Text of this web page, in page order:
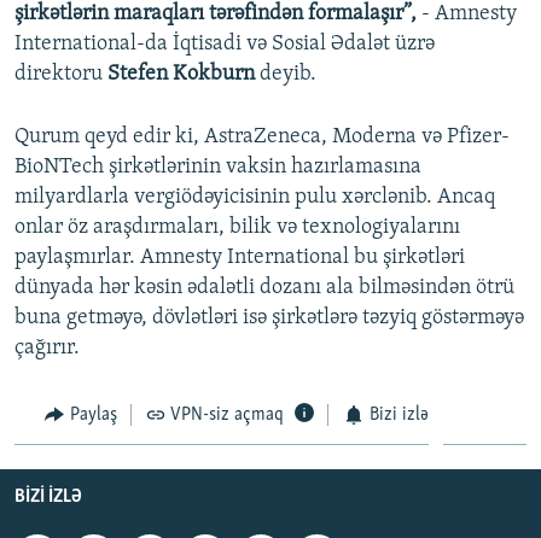
şirkətlərin maraqları tərəfindən formalaşır”, - Amnesty
International-da İqtisadi və Sosial Ədalət üzrə
direktoru Stefen Kokburndeyib.
Qurum qeyd edir ki, AstraZeneca, Moderna və Pfizer-
BioNTech şirkətlərinin vaksin hazırlamasına
milyardlarla vergiödəyicisinin pulu xərclənib. Ancaq
onlar öz araşdırmaları, bilik və texnologiyalarını
paylaşmırlar. Amnesty International bu şirkətləri
dünyada hər kəsin ədalətli dozanı ala bilməsindən ötrü
buna getməyə, dövlətləri isə şirkətlərə təzyiq göstərməyə
çağırır.
Paylaş VPN-siz açmaq Bizi izlə
BIZI IZLƏ